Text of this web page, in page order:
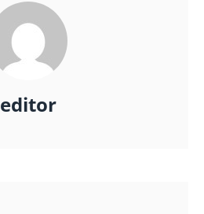
editor